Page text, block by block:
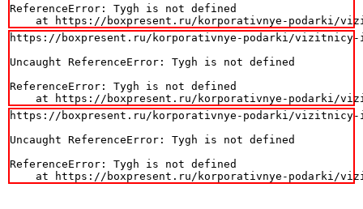
ReferenceError: Tygh is not defined
at https://boxpresent.ru/korporativnye-podarki/
https://boxpresent.ru/korporativnye-podarki/vizitnicy-
Uncaught ReferenceError: Tygh is not defined
ReferenceError: Tygh is not defined
at https://boxpresent.ru/korporativnye-podarki/
https://boxpresent.ru/korporativnye-podarki/vizitnicy-
Uncaught ReferenceError: Tygh is not defined
ReferenceError: Tygh is not defined
at https://boxpresent.ru/korporativnye-podarki/